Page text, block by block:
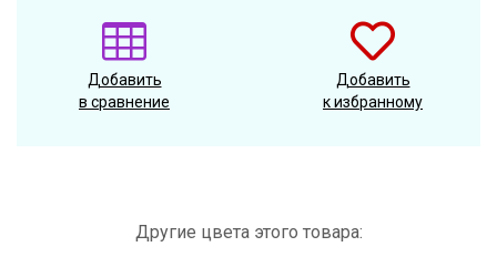
Добавить
в сравнение
Добавить
к избранному
Другие цвета этого товара: